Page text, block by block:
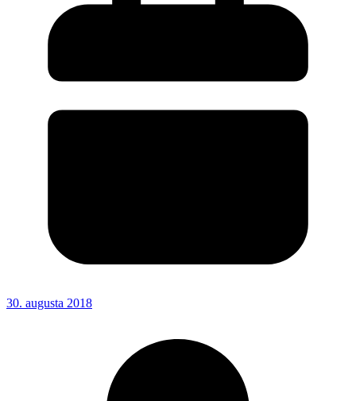
30. augusta 2018